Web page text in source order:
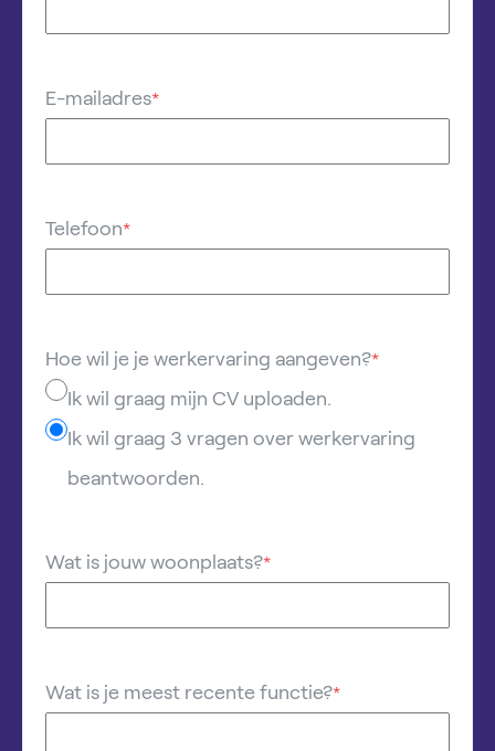
E-mailadres*
Telefoon*
Hoe wil je je werkervaring aangeven?*
Ik wil graag mijn CV uploaden.
Ik wil graag 3 vragen over werkervaring
beantwoorden.
Wat is jouw woonplaats?*
Wat is je meest recente functie?*